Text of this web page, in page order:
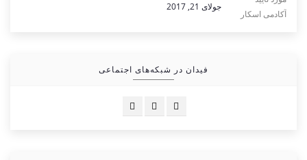
جولای 21, 2017
فیدان در شبکه‌های اجتماعی